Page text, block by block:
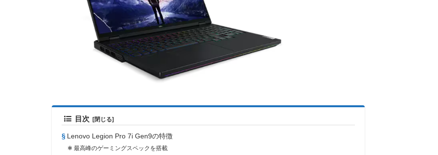
目次
Lenovo Legion Pro 7i Gen9の特徴
最高峰のゲーミングスペックを搭載